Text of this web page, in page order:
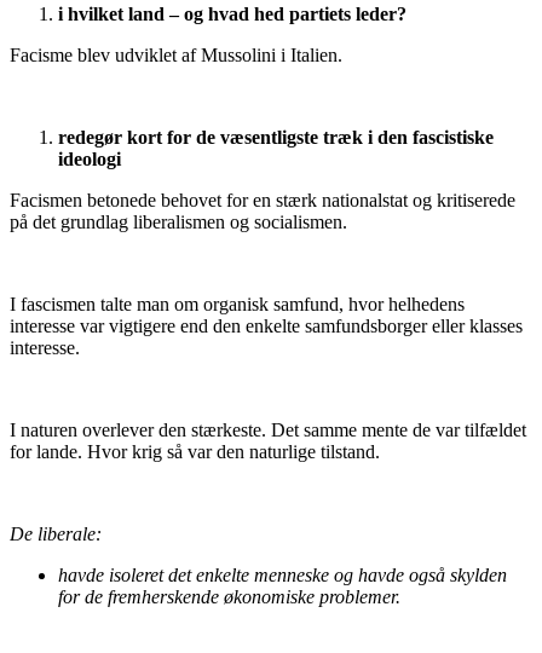
i hvilket land – og hvad hed partiets leder?
Facisme blev udviklet af Mussolini i Italien.
redegør kort for de væsentligste træk i den fascistiske
ideologi
Facismen betonede behovet for en stærk nationalstat og kritiserede
på det grundlag liberalismen og socialismen.
I fascismen talte man om organisk samfund, hvor helhedens
interesse var vigtigere end den enkelte samfundsborger eller klasses
interesse.
I naturen overlever den stærkeste. Det samme mente de var tilfældet
for lande. Hvor krig så var den naturlige tilstand.
De liberale:
havde isoleret det enkelte menneske og havde også skylden
for de fremherskende økonomiske problemer.